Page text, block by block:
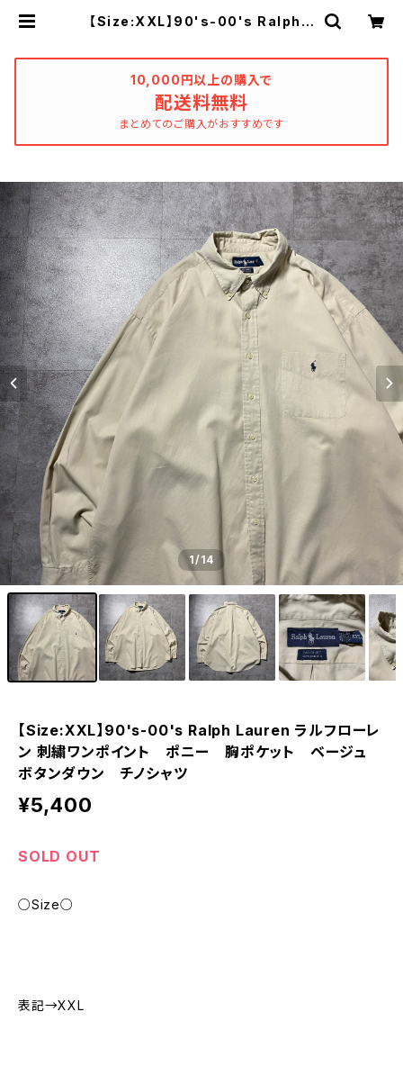
【Size:XXL】90's-00's Ralph L
ュ ボタンダウン チノシャツ | use
d_clothing_katharsis
10,000円以上の購入で
配送料無料
まとめてのご購入がおすすめです
1/14
【Size:XXL】90's-00's Ralph Lauren ラルフローレ
ン 刺繍ワンポイント ポニー 胸ポケット ベージュ
ボタンダウン チノシャツ
¥5,400
SOLD OUT
○Size○
表記→XXL